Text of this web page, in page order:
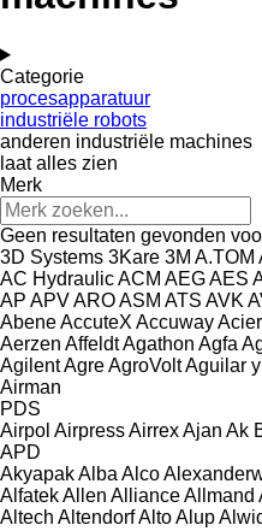
Categorie
procesapparatuur
industriële robots
anderen industriële machines
laat alles zien
Merk
Geen resultaten gevonden
3D Systems 3Kare 3M A.TOM
AC HydraulicACM AEGAES
AP APVAROASM ATS AVK
AbeneAccuteX Accuway
Aerzen AffeldtAgathon Agfa
AgilentAgreAgroVoltAguilar
Airman
PDS
Airpol AirpressAirrexAjan Ak
APD
AkyapakAlba Alco
AlfatekAllen AllianceAllmand
Altech AltendorfAltoAlup